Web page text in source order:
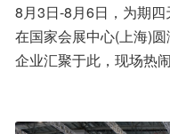
8月3日-8月6日，为期
在国家会展中心(上海)
企业汇聚于此，现场热闹